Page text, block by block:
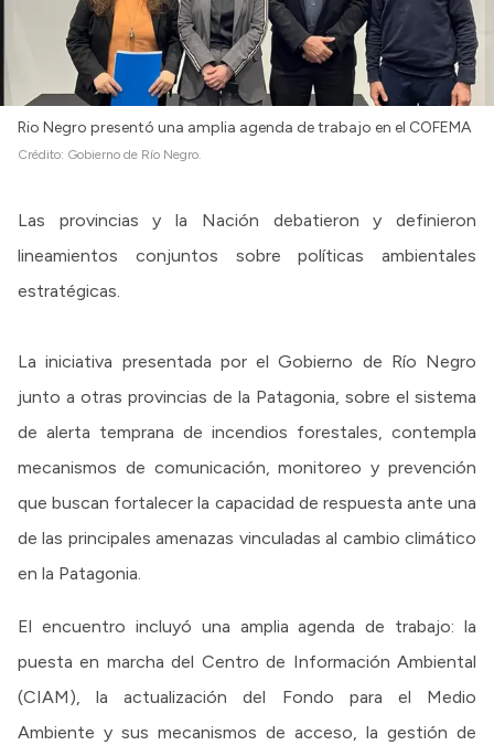
Rio Negro presentó una amplia agenda de trabajo en el COFEMA
Crédito: Gobierno de Río Negro.
Las provincias y la Nación debatieron y definieron
lineamientos conjuntos sobre políticas ambientales
estratégicas.
La iniciativa presentada por el Gobierno de Río Negro
junto a otras provincias de la Patagonia, sobre el sistema
de alerta temprana de incendios forestales, contempla
mecanismos de comunicación, monitoreo y prevención
que buscan fortalecer la capacidad de respuesta ante una
de las principales amenazas vinculadas al cambio climático
en la Patagonia.
El encuentro incluyó una amplia agenda de trabajo: la
puesta en marcha del Centro de Información Ambiental
(CIAM), la actualización del Fondo para el Medio
Ambiente y sus mecanismos de acceso, la gestión de